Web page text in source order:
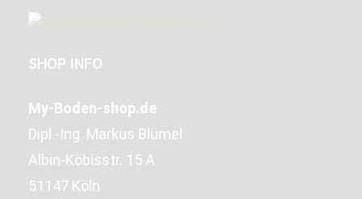
SHOP INFO
My-Boden-shop.de
Dipl.-Ing. Markus Blümel
Albin-Köbisstr. 15 A
51147 Köln